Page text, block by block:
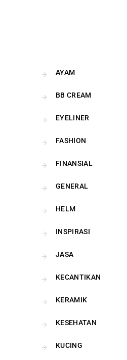
AYAM
BB CREAM
EYELINER
FASHION
FINANSIAL
GENERAL
HELM
INSPIRASI
JASA
KECANTIKAN
KERAMIK
KESEHATAN
KUCING